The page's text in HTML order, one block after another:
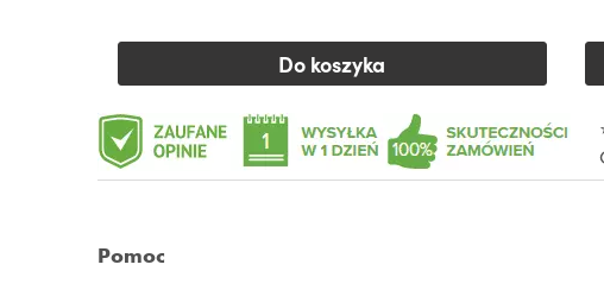
Do koszyka
Pomoc